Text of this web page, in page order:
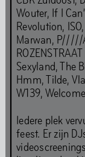
Kunst is onze
renovaties,
heen en op
Wouter, If I
Revolution,
Marwan, P/////
Sexyland, The
Hmm, Tilde,
W139,
Iedere plek
feest. Er zijn